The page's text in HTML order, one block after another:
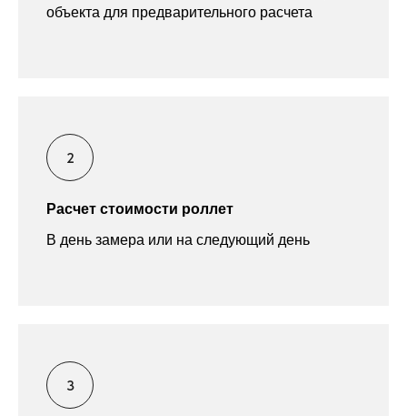
объекта для предварительного расчета
Расчет стоимости роллет
В день замера или на следующий день